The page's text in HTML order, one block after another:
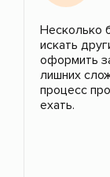
Несколько
искать
оформить
лишних
процесс
ехать.